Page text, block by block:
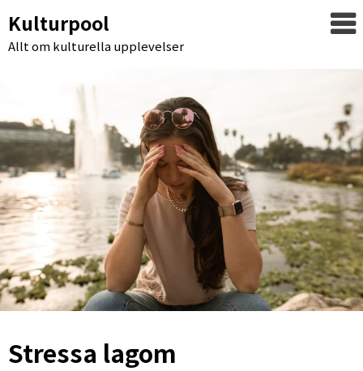
Kulturpool
Allt om kulturella upplevelser
Stressa lagom